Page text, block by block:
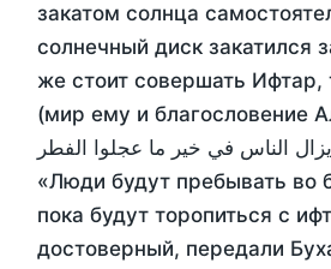
закатом солнца
солнечный диск закатился
же стоит совершать Ифтар,
(мир ему и благословение
يزال الناس في خير ما عجلوا الفطر
«Люди будут пребывать во
пока будут торопиться с
достоверный, передали